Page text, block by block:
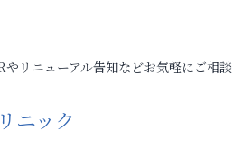
リニューアル告知などお気軽にご相
ニック